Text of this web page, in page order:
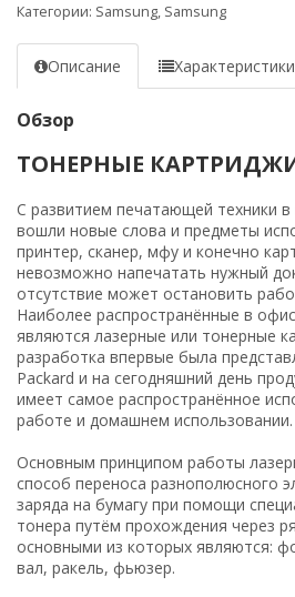
Категории: Samsung, Samsung
Описание Характеристики
Обзор
ТОНЕРНЫЕ
С развитием печатающей техники
вошли новые слова и предметы
принтер, сканер, мфу и конечно
невозможно напечатать нужный
отсутствие может остановить
Наиболее распространённые в
являются лазерные или тонерные
разработка впервые была
Packard и на сегодняшний день
имеет самое распространённое
работе и домашнем использовании.
Основным принципом работы
способ переноса разнополюсного
заряда на бумагу при помощи
тонера путём прохождения через
основными из которых являются:
вал, ракель, фьюзер.